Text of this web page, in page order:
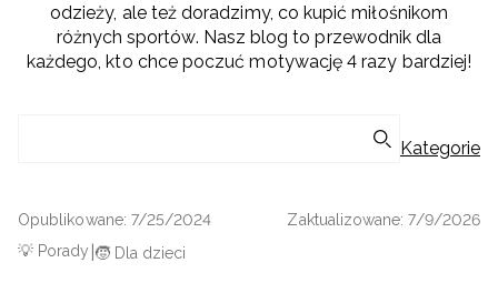
odzieży, ale też doradzimy, co kupić miłośnikom
różnych sportów. Nasz blog to przewodnik dla
każdego, kto chce poczuć motywację 4 razy bardziej!
Kategorie
Opublikowane: 7/25/2024
Zaktualizowane: 7/9/2026
💡 Porady 🧒 Dla dzieci
Czeski / CZK